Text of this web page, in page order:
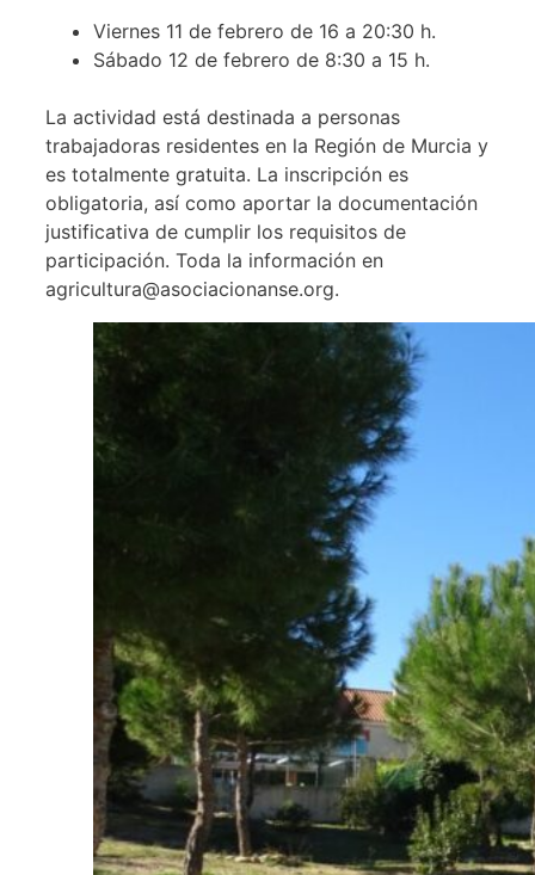
Viernes 11 de febrero de 16 a 20:30 h.
Sábado 12 de febrero de 8:30 a 15 h.
La actividad está destinada a personas
trabajadoras residentes en la Región de Murcia y
es totalmente gratuita. La inscripción es
obligatoria, así como aportar la documentación
justificativa de cumplir los requisitos de
participación. Toda la información en
agricultura@asociacionanse.org.